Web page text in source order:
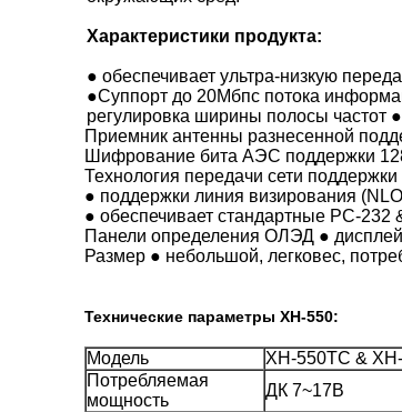
Характеристики продукта:
● обеспечивает ультра-низкую
●Суппорт до 20Мбпс потока
регулировка ширины полосы частот
Приемник антенны разнесенной
Шифрование бита АЭС поддержки
Технология передачи сети
● поддержки линия визирования
● обеспечивает стандартные РС-
Панели определения ОЛЭД ●
Размер ● небольшой, легковес,
Технические параметры ХН-550:
Модель
ХН-550ТС &
Потребляемая
мощность
ДК 7~17В